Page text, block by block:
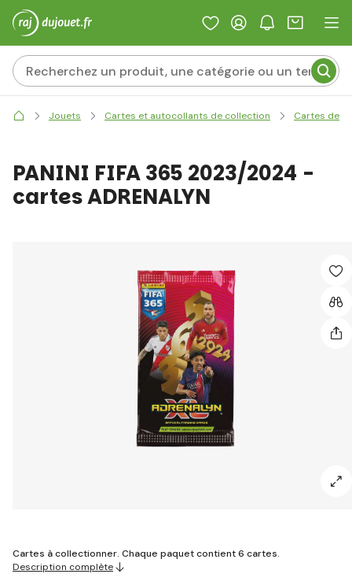
Jouets Cartes et autocollants de collection Cartes de
PANINI FIFA 365 2023/2024 -
cartes ADRENALYN
Cartes à collectionner. Chaque paquet contient 6 cartes.
Description complète